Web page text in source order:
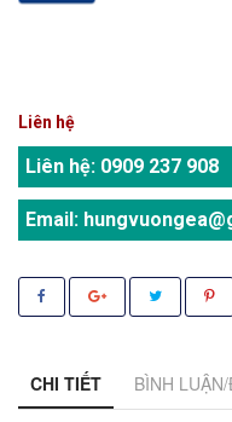
Liên hệ
Liên hệ: 0909 237 908
Email:
CHI TIẾT BÌNH